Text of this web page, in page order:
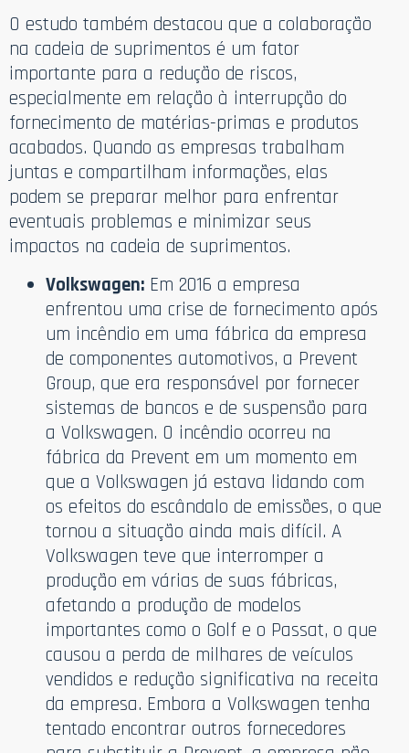
O estudo também destacou que a colaboração
na cadeia de suprimentos é um fator
importante para a redução de riscos,
especialmente em relação à interrupção do
fornecimento de matérias-primas e produtos
acabados. Quando as empresas trabalham
juntas e compartilham informações, elas
podem se preparar melhor para enfrentar
eventuais problemas e minimizar seus
impactos na cadeia de suprimentos.
Volkswagen: Em 2016 a empresa
enfrentou uma crise de fornecimento após
um incêndio em uma fábrica da empresa
de componentes automotivos, a Prevent
Group, que era responsável por fornecer
sistemas de bancos e de suspensão para
a Volkswagen. O incêndio ocorreu na
fábrica da Prevent em um momento em
que a Volkswagen já estava lidando com
os efeitos do escândalo de emissões, o que
tornou a situação ainda mais difícil. A
Volkswagen teve que interromper a
produção em várias de suas fábricas,
afetando a produção de modelos
importantes como o Golf e o Passat, o que
causou a perda de milhares de veículos
vendidos e redução significativa na receita
da empresa. Embora a Volkswagen tenha
tentado encontrar outros fornecedores